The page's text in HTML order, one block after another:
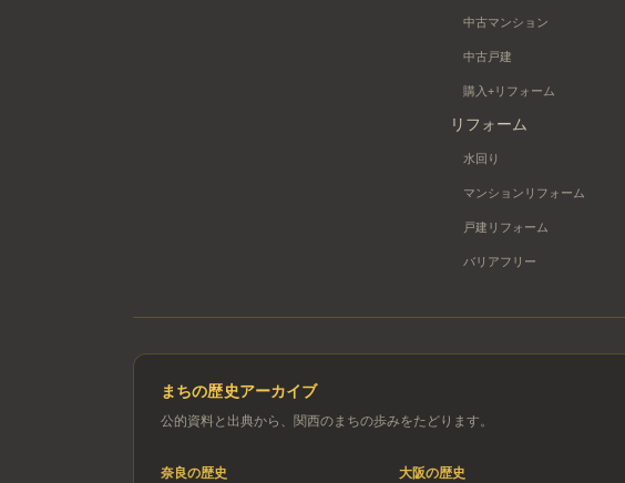
中古マンション
中古戸建
購入+リフォーム
リフォーム
水回り
マンションリフォーム
戸建リフォーム
バリアフリー
まちの歴史アーカイブ
公的資料と出典から、関西のまちの歩みをたどります。
奈良の歴史 大阪の歴史